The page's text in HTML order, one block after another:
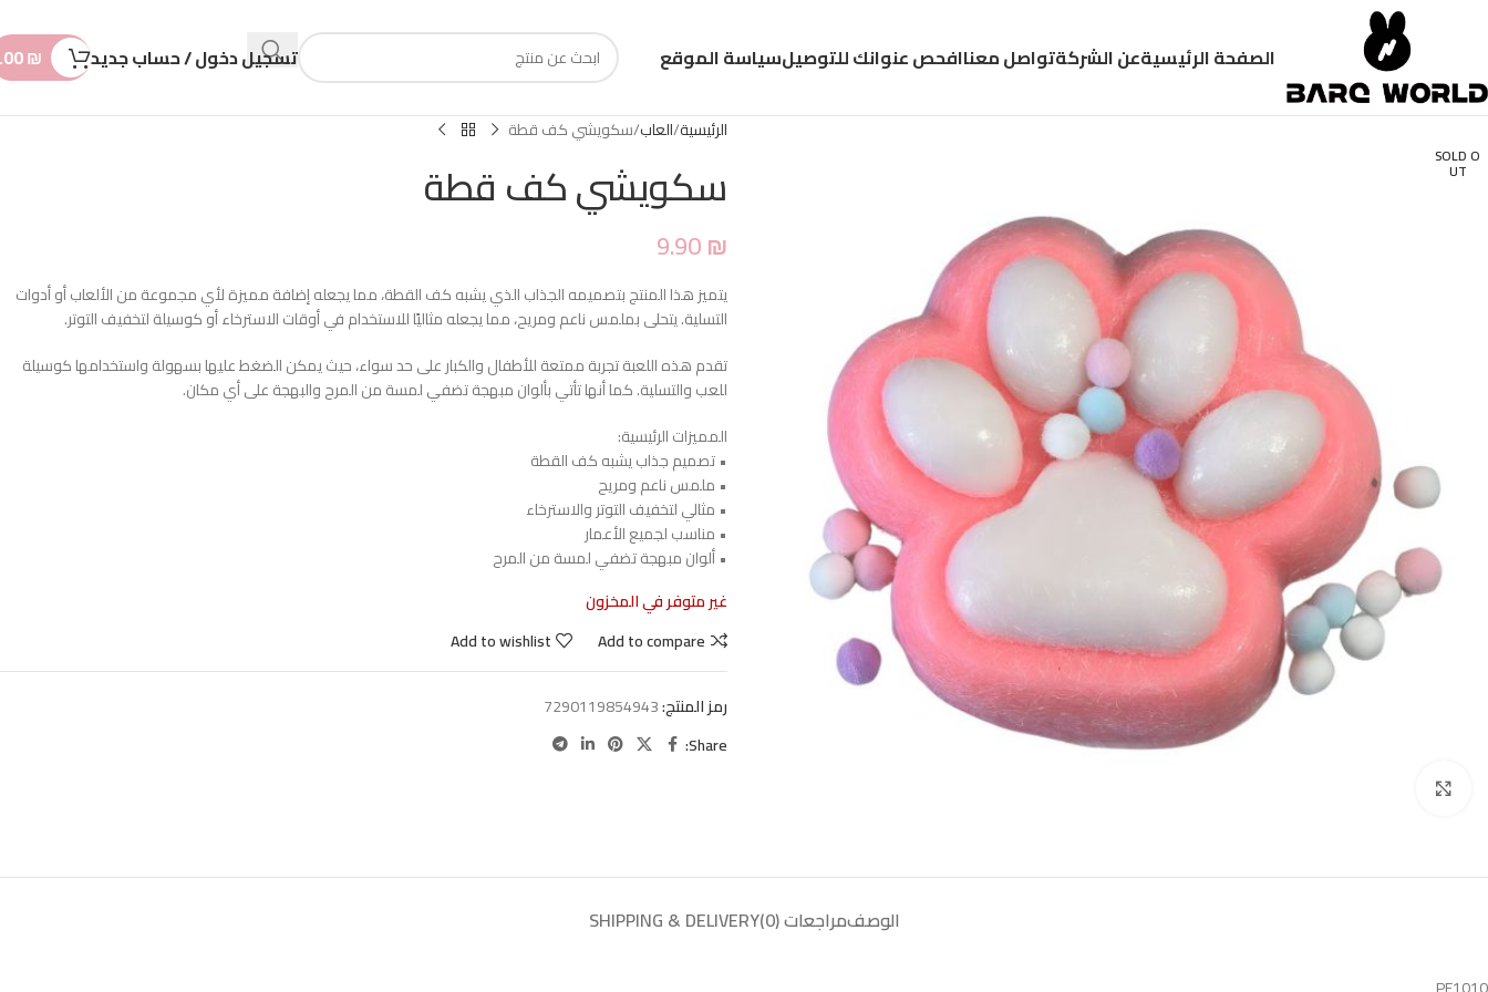
الصفحة الرئيسيةعن الشركةتواصل معناافحص عنوانك للتوصيلسياسة الموقع تسجيل دخول / حساب جديد ₪
SOLD O
UT
الرئيسية العاب سكويشي كف قطة
سكويشي كف قطة
9.90₪
يتميز هذا المنتج بتصميمه الجذاب الذي يشبه كف القطة، مما يجعله إضافة مميزة لأي مجموعة من الألعاب أو أدوات
التسلية. يتحلى بملمس ناعم ومريح، مما يجعله مثاليًا للاستخدام في أوقات الاسترخاء أو كوسيلة لتخفيف التوتر.
تقدم هذه اللعبة تجربة ممتعة للأطفال والكبار على حد سواء، حيث يمكن الضغط عليها بسهولة واستخدامها كوسيلة
للعب والتسلية. كما أنها تأتي بألوان مبهجة تضفي لمسة من المرح والبهجة على أي مكان.
المميزات الرئيسية:
• تصميم جذاب يشبه كف القطة
• ملمس ناعم ومريح
• مثالي لتخفيف التوتر والاسترخاء
• مناسب لجميع الأعمار
• ألوان مبهجة تضفي لمسة من المرح
غير متوفر في المخزون
Add to compare
Add to wishlist
رمز المنتج:7290119854943
Share:
الوصفمراجعات (0) SHIPPING & DELIVERY